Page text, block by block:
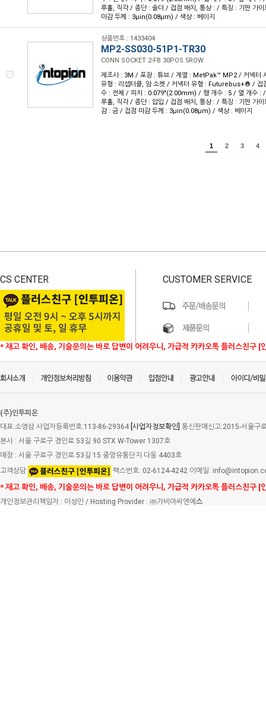
루홀, 직각 / 종단 : 솔더 / 접점 배치, 통상 : / 특징 : 기판 가
마감 두께 : 3µin(0.08µm) / 색상 : 베이지
상품번호 : 1433404
MP2-SS030-51P1-TR30
CONN SOCKET 2-FB 30POS 5ROW
제조사 : 3M / 포장 : 튜브 / 계열 : MetPak™ MP2 / 커넥터
유형 : 리셉터클, 암 소켓 / 커넥터 유형 : Futurebus+® / 접
수 : 전체 / 피치 : 0.079"(2.00mm) / 행 개수 : 5 / 열 개수 : /
루홀, 직각 / 종단 : 압입 / 접점 배치, 통상 : / 특징 : 기판 가
감 : 금 / 접점 마감 두께 : 3µin(0.08µm) / 색상 : 베이지
1 2 3 4
CS CENTER
* 재고 확인, 배송, 기술문의는 바로 답변이 어려우니, 가급적 카카오톡 플러스친구 [
CUSTOMER SERVICE
(주)인투피온
대표:소영삼 사업자등록번호:113-86-29364 [사업자정보확인] 통신판매신고:2015-서울구
본사 : 서울 구로구 경인로 53길 90 STX W-Tower 1307호
매장 : 서울 구로구 경인로 53길 15 중앙유통단지 다동 4403호
고객상담
팩스번호: 02-6124-4242 이메일:
* 재고 확인, 배송, 기술문의는 바로 답변이 어려우니, 가급적 카카오톡 플러스친구 [
개인정보관리책임자 : 이성민 / Hosting Provider : ㈜가비아씨엔에 스